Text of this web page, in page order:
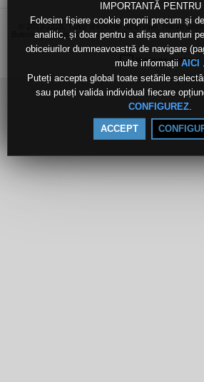
IMPORTANTĂ PENTRU
Folosim fișiere cookie proprii precum și
analitic, și doar pentru a afișa anunțuri
obiceiurilor dumneavoastră de navigare
multe informații AICI .
Puteți accepta global toate setările
sau puteți valida individual fiecare
CONFIGUREZ.
ACCEPT
© 2013-2228, Toate drepturile rezervate,
Bulevardul Independenței 1, Bl.D1-D2, mezanin, Iași,
Versiune desktop